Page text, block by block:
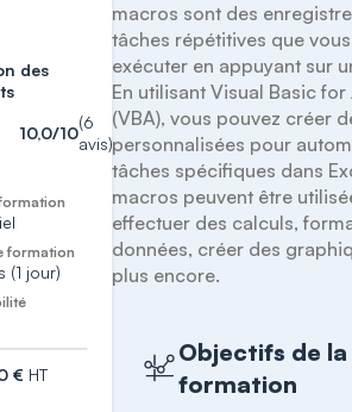
des
10,0/10
(6
avis)
formation
(1 jour)
€ HT
macros sont des
tâches répétitives que
exécuter en appuyant sur
En utilisant Visual Basic
(VBA), vous pouvez créer
personnalisées pour
tâches spécifiques dans
macros peuvent être
effectuer des calculs,
données, créer des
plus encore.
Objectifs de la
formation